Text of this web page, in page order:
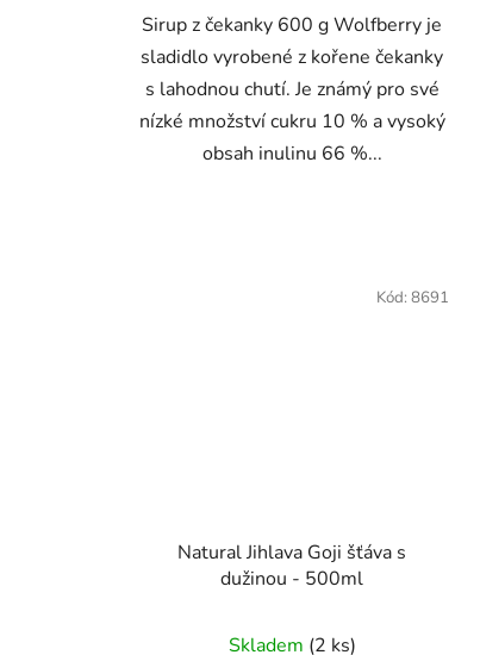
Sirup z čekanky 600 g Wolfberry je
sladidlo vyrobené z kořene čekanky
s lahodnou chutí. Je známý pro své
nízké množství cukru 10 % a vysoký
obsah inulinu 66 %...
Natural Jihlava Goji šťáva s
dužinou - 500ml
Skladem (2 ks)
Kód: 8691